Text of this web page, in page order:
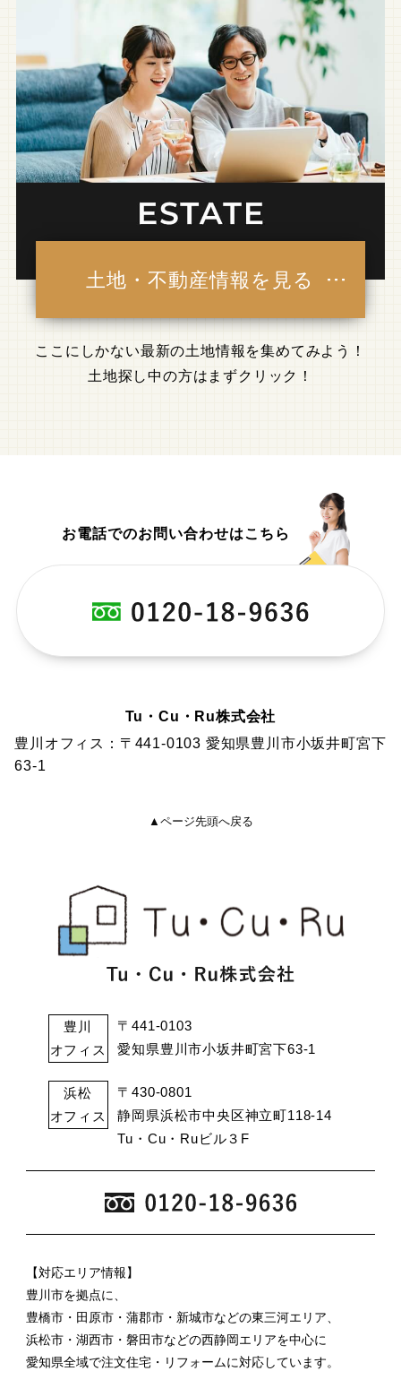
土地・不動産情報を見る
ここにしかない最新の土地情報を集めてみよう！
土地探し中の方はまずクリック！
お電話でのお問い合わせはこちら
Tu・Cu・Ru株式会社
豊川オフィス：〒441-0103 愛知県豊川市小坂井町宮下
63-1
▲ページ先頭へ戻る
豊川
オフィス
〒441-0103
愛知県豊川市小坂井町宮下63-1
浜松
オフィス
〒430-0801
静岡県浜松市中央区神立町118-14
Tu・Cu・Ruビル３F
【対応エリア情報】
豊川市を拠点に、
豊橋市・田原市・蒲郡市・新城市などの東三河エリア、
浜松市・湖西市・磐田市などの西静岡エリアを中心に
愛知県全域で注文住宅・リフォームに対応しています。